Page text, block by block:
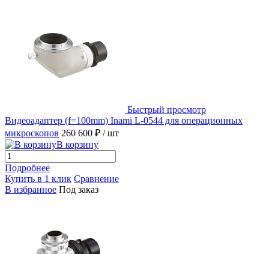
Быстрый просмотр
Видеоадаптер (f=100mm) Inami L-0544 для операционных
микроскопов 260 600 ₽ / шт
В корзину
Подробнее
Купить в 1 клик Сравнение
В избранное Под заказ